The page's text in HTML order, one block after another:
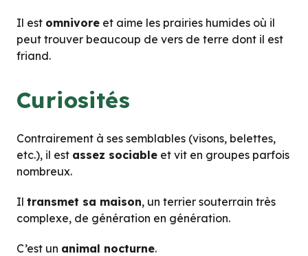
Il est omnivore et aime les prairies humides où il
peut trouver beaucoup de vers de terre dont il est
friand.
Curiosités
Contrairement à ses semblables (visons, belettes,
etc.), il est assez sociable et vit en groupes parfois
nombreux.
Il transmet sa maison, un terrier souterrain très
complexe, de génération en génération.
C’est un animal nocturne.